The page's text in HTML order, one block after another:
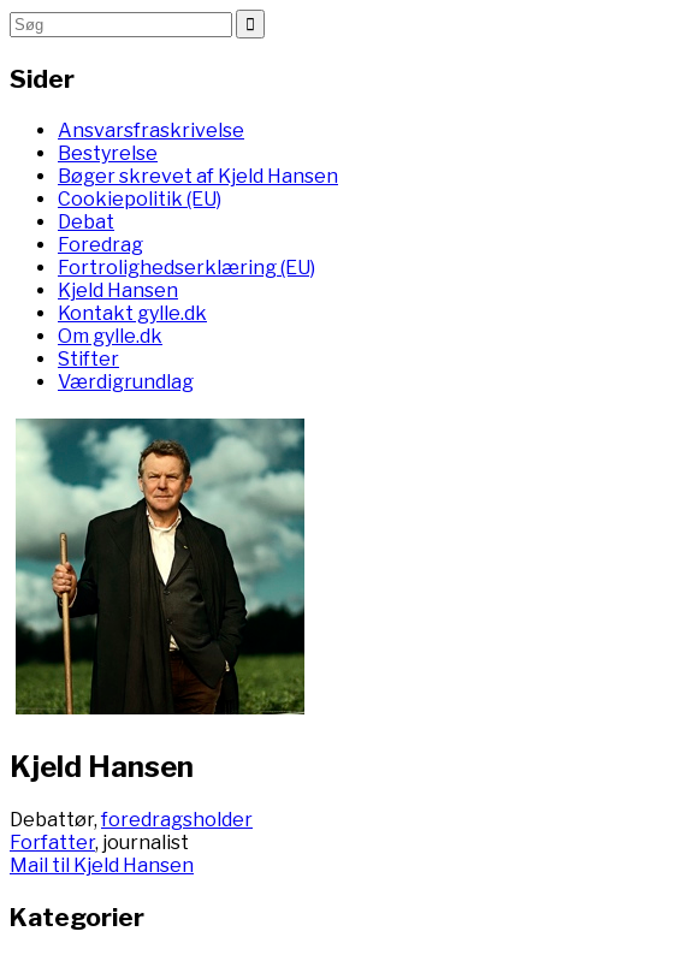
Sider
Ansvarsfraskrivelse
Bestyrelse
Bøger skrevet af Kjeld Hansen
Cookiepolitik (EU)
Debat
Foredrag
Fortrolighedserklæring (EU)
Kjeld Hansen
Kontakt gylle.dk
Om gylle.dk
Stifter
Værdigrundlag
Kjeld Hansen
Debattør,foredragsholder
Forfatter, journalist
Mail til Kjeld Hansen
Kategorier